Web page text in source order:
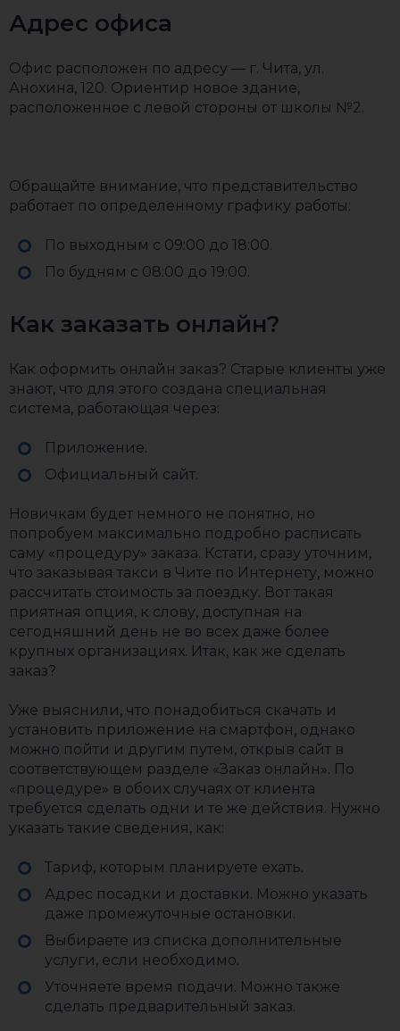
Адрес офиса
Офис расположен по адресу — г. Чита, ул.
Анохина, 120. Ориентир новое здание,
расположенное с левой стороны от школы №2.
Обращайте внимание, что представительство
работает по определенному графику работы:
По выходным с 09:00 до 18:00.
По будням с 08:00 до 19:00.
Как заказать онлайн?
Как оформить онлайн заказ? Старые клиенты уже
знают, что для этого создана специальная
система, работающая через:
Приложение.
Официальный сайт.
Новичкам будет немного не понятно, но
попробуем максимально подробно расписать
саму «процедуру» заказа. Кстати, сразу уточним,
что заказывая такси в Чите по Интернету, можно
рассчитать стоимость за поездку. Вот такая
приятная опция, к слову, доступная на
сегодняшний день не во всех даже более
крупных организациях. Итак, как же сделать
заказ?
Уже выяснили, что понадобиться скачать и
установить приложение на смартфон, однако
можно пойти и другим путем, открыв сайт в
соответствующем разделе «Заказ онлайн». По
«процедуре» в обоих случаях от клиента
требуется сделать одни и те же действия. Нужно
указать такие сведения, как:
Тариф, которым планируете ехать.
Адрес посадки и доставки. Можно указать
даже промежуточные остановки.
Выбираете из списка дополнительные
услуги, если необходимо.
Уточняете время подачи. Можно также
сделать предварительный заказ.